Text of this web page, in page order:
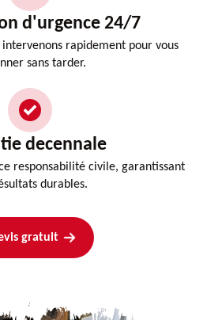
d'urgence 24/7
intervenons rapidement pour vous
sans tarder.
decennale
responsabilité civile, garantissant
durables.
gratuit